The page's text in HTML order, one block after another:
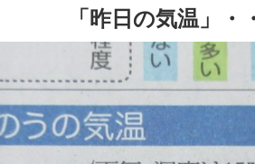
「昨日の気温」・